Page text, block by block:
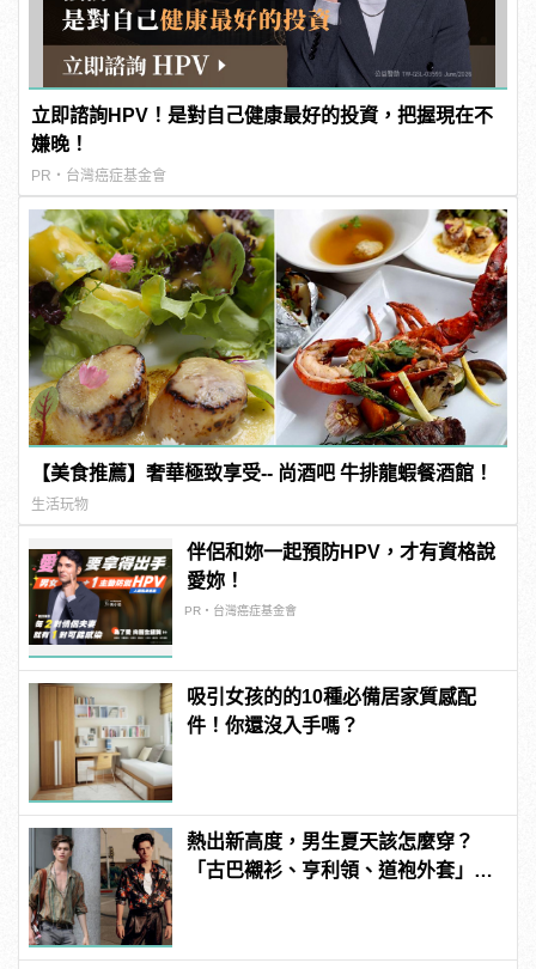
立即諮詢HPV！是對自己健康最好的投資，把握現在不
嫌晚！
PR・台灣癌症基金會
【美食推薦】奢華極致享受-- 尚酒吧 牛排龍蝦餐酒館！
生活玩物
伴侶和妳一起預防HPV，才有資格說
愛妳！
PR・台灣癌症基金會
吸引女孩的的10種必備居家質感配
件！你還沒入手嗎？
熱出新高度，男生夏天該怎麼穿？
「古巴襯衫、亨利領、道袍外套」3